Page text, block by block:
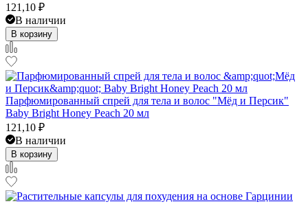
121,10 ₽
В наличии
В корзину
Парфюмированный спрей для тела и волос "Мёд и Персик"
Baby Bright Honey Peach 20 мл
121,10 ₽
В наличии
В корзину